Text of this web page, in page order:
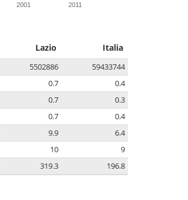
2001 2011
Lazio Italia
5502886
59433744
0.7
0.4
0.7
0.3
0.7
0.4
9.9
6.4
10
9
319.3 196.8